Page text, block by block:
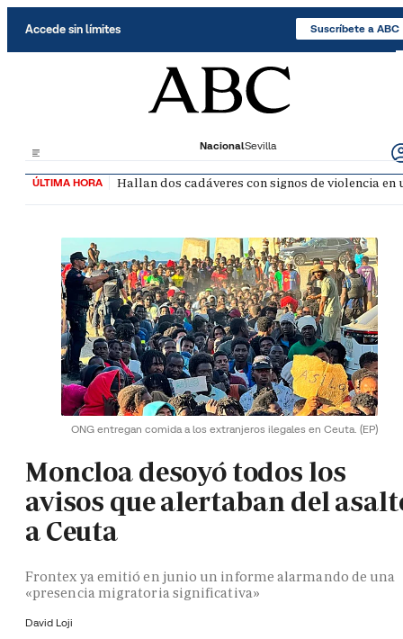
Accede sin límites Suscríbete a ABC
NacionalSevilla
ÚLTIMA HORA Hallan dos cadáveres con signos de violencia
ONG entregan comida a los extranjeros ilegales en Ceuta. (EP)
Moncloa desoyó todos los
avisos que alertaban del
a Ceuta
Frontex ya emitió en junio un informe alarmando de una
«presencia migratoria significativa»
David Loji